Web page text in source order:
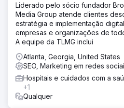
Liderado pelo sócio fundador
Media Group atende clientes
estratégia e implementação
empresas e organizações de
A equipe da TLMG inclui
Atlanta, Georgia, United States
SEO, Marketing em redes
Hospitais e cuidados com a
+1
Qualquer